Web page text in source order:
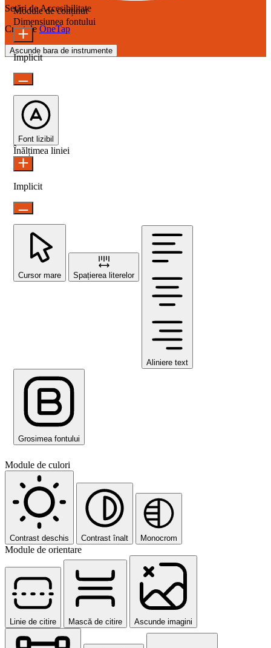
Setări de Accesibilitate
Creat de OneTap
Ascunde bara de instrumente
Module de conținut
Dimensiunea fontului
Implicit
Font lizibil
Înălțimea liniei
Implicit
Cursor mare Spațierea literelor
Aliniere text
Grosimea fontului
Module de culori
Contrast deschis Contrast înalt Monocrom
Module de orientare
Linie de citire Mască de citire Ascunde imagini